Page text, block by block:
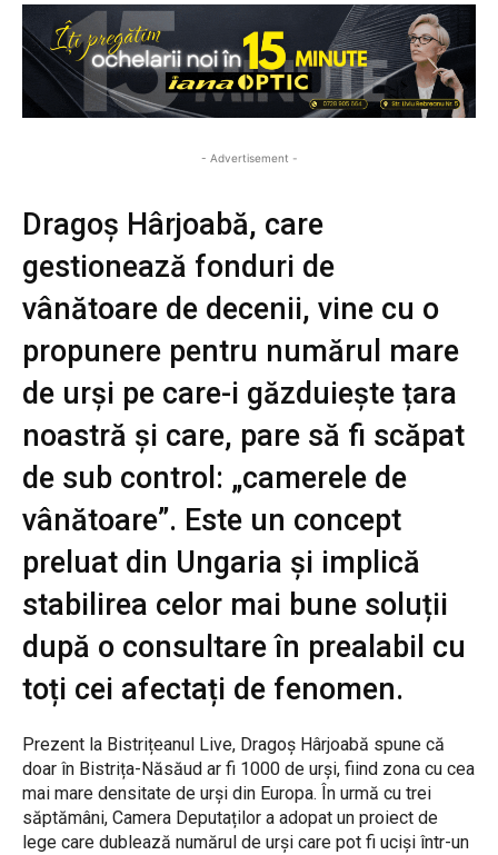
- Advertisement -
Dragoș Hârjoabă, care
gestionează fonduri de
vânătoare de decenii, vine cu o
propunere pentru numărul mare
de urși pe care-i găzduiește țara
noastră și care, pare să fi scăpat
de sub control: „camerele de
vânătoare”. Este un concept
preluat din Ungaria și implică
stabilirea celor mai bune soluții
după o consultare în prealabil cu
toți cei afectați de fenomen.
Prezent la Bistrițeanul Live, Dragoș Hârjoabă spune că
doar în Bistrița-Năsăud ar fi 1000 de urși, fiind zona cu cea
mai mare densitate de urși din Europa. În urmă cu trei
săptămâni, Camera Deputaților a adopat un proiect de
lege care dublează numărul de urși care pot fi uciși într-un